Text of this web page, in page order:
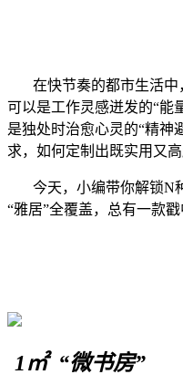
在快节奏的都市生活中
可以是工作灵感迸发的“能
是独处时治愈心灵的“精神
求，如何定制出既实用又高
今天，小编带你解锁N种
“雅居”全覆盖，总有一款戳
1㎡ “微书房”